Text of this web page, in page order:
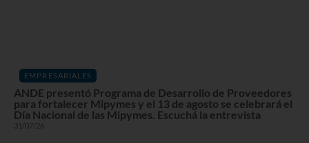
EMPRESARIALES
ANDE presentó Programa de Desarrollo de Proveedores
para fortalecer Mipymes y el 13 de agosto se celebrará el
Día Nacional de las Mipymes. Escuchá la entrevista
31/07/26